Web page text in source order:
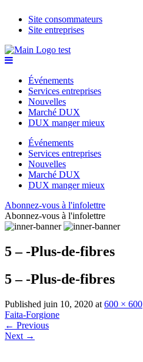
Site consommateurs
Site entreprises
Événements
Services entreprises
Nouvelles
Marché DUX
DUX manger mieux
Événements
Services entreprises
Nouvelles
Marché DUX
DUX manger mieux
Abonnez-vous à l'infolettre
Abonnez-vous à l'infolettre
5 – -Plus-de-fibres
5 – -Plus-de-fibres
Published juin 10, 2020 at 600 × 600
Faita-Forgione
← Previous
Next →